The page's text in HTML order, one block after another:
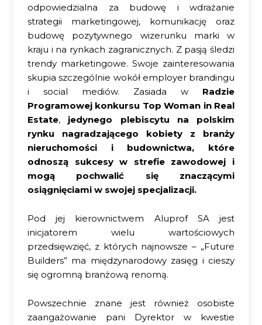
odpowiedzialna za budowę i wdrażanie
strategii marketingowej, komunikację oraz
budowę pozytywnego wizerunku marki w
kraju i na rynkach zagranicznych. Z pasją śledzi
trendy marketingowe. Swoje zainteresowania
skupia szczególnie wokół employer brandingu
i social mediów. Zasiada w Radzie
Programowej konkursu Top Woman in Real
Estate, jedynego plebiscytu na polskim
rynku nagradzającego kobiety z branży
nieruchomości i budownictwa, które
odnoszą sukcesy w strefie zawodowej i
mogą pochwalić się znaczącymi
osiągnięciami w swojej specjalizacji.
Pod jej kierownictwem Aluprof SA jest
inicjatorem wielu wartościowych
przedsięwzięć, z których najnowsze – „Future
Builders” ma międzynarodowy zasięg i cieszy
się ogromną branżową renomą.
Powszechnie znane jest również osobiste
zaangażowanie pani Dyrektor w kwestie